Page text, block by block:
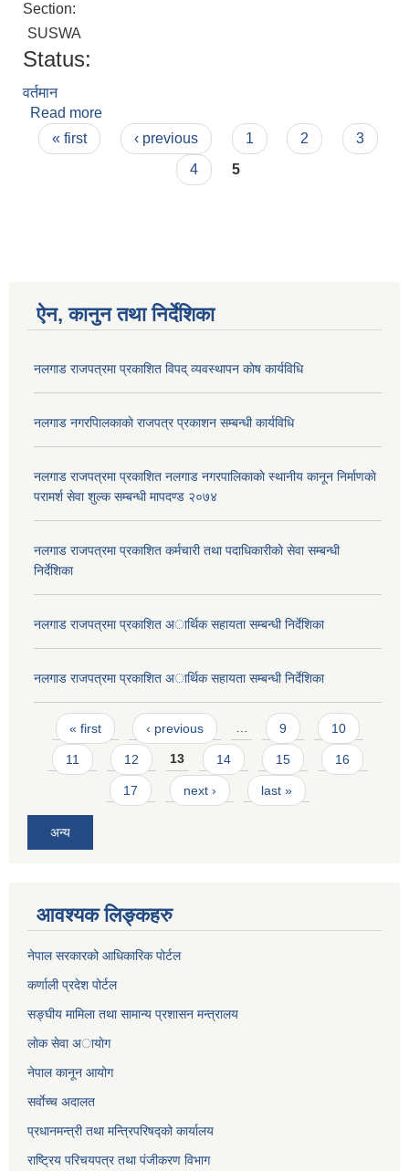
Section:
SUSWA
Status:
वर्तमान
Read more
Pages
« first ‹ previous 1 2
3
4
5
ऐन, कानुन तथा निर्देशिका
नलगाड राजपत्रमा प्रकाशित विपद् व्यवस्थापन काेष कार्यविधि
नलगाड नगरपािलकाकाे राजपत्र प्रकाशन सम्बन्धी कार्यविधि
नलगाड राजपत्रमा प्रकाशित नलगाड नगरपालिकाकाे स्थानीय कानून निर्माणकाे
परामर्श सेवा शुल्क सम्बन्धी मापदण्ड २०७४
नलगाड राजपत्रमा प्रकाशित कर्मचारी तथा पदाधिकारीकाे सेवा सम्बन्धी
निर्देशिका
नलगाड राजपत्रमा प्रकाशित अार्थिक सहायता सम्बन्धी निर्देशिका
नलगाड राजपत्रमा प्रकाशित अार्थिक सहायता सम्बन्धी निर्देशिका
Pages
« first ‹ previous … 9 10
11 12 13 14 15 16
17 next › last »
अन्य
आवश्यक लिङ्कहरु
नेपाल सरकारको आधिकारिक पोर्टल
कर्णाली प्रदेश पोर्टल
सङ्घीय मामिला तथा सामान्य प्रशासन मन्त्रालय
लाेक सेवा अायाेग
नेपाल कानून आयोग
सर्वाेच्च अदालत
प्रधानमन्त्री तथा मन्त्रिपरिषद्को कार्यालय
राष्ट्रिय परिचयपत्र तथा पंजीकरण विभाग